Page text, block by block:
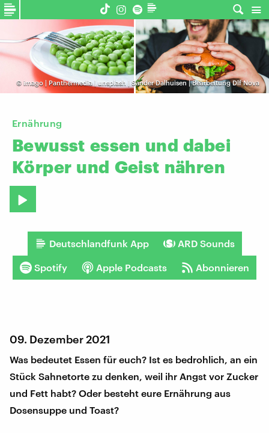
© imago | Panthermedia | unsplash | Sander Dalhuisen | Bearbeitung Dlf Nova
Ernährung
Bewusst essen und dabei
Körper und Geist nähren
Deutschlandfunk App ARD Sounds
Spotify Apple Podcasts Abonnieren
09. Dezember 2021
Was bedeutet Essen für euch? Ist es bedrohlich, an ein
Stück Sahnetorte zu denken, weil ihr Angst vor Zucker
und Fett habt? Oder besteht eure Ernährung aus
Dosensuppe und Toast?